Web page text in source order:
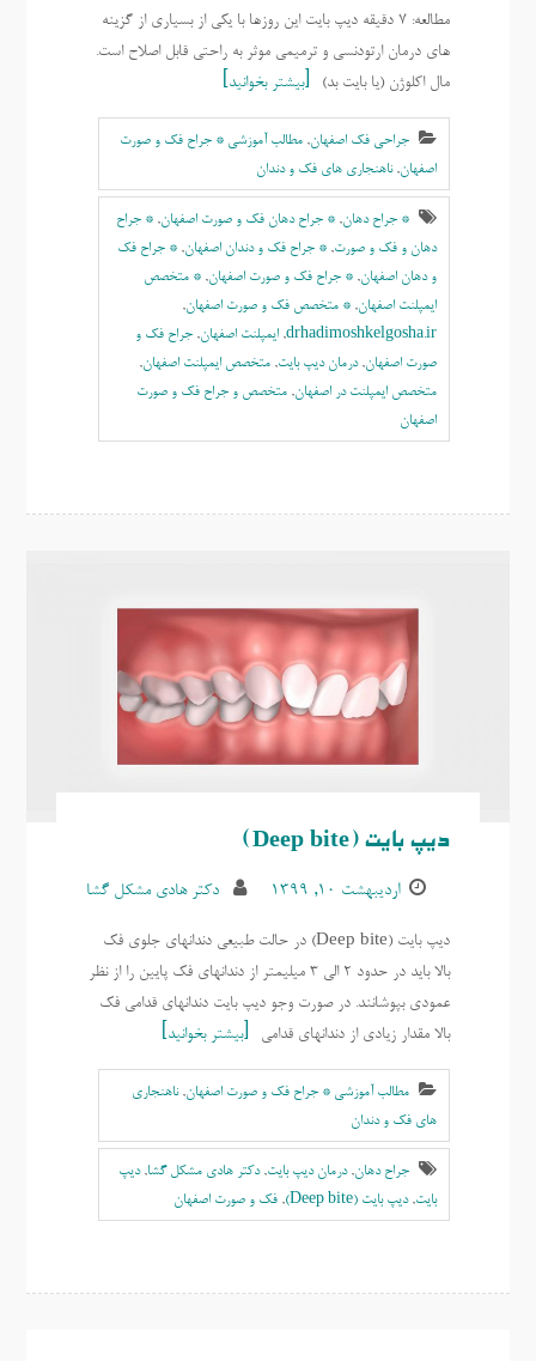
مطالعه: 7 دقیقه دیپ بایت این روزها با یکی از بسیاری از گزینه
های درمان ارتودنسی و ترمیمی موثر به راحتی قابل اصلاح است.
مال اکلوژن (یا بایت بد)
بیشتر بخوانید
جراحی فک اصفهان, مطالب آموزشی * جراح فک و صورت
اصفهان,ناهنجاری های فک و دندان
* جراح دهان, * جراح دهان فک و صورت اصفهان, * جراح
دهان و فک و صورت, * جراح فک و دندان اصفهان, * جراح فک
و دهان اصفهان, * جراح فک و صورت اصفهان, * متخصص
ایمپلنت اصفهان, * متخصص فک و صورت اصفهان,
drhadimoshkelgosha.ir
, ايمپلنت اصفهان, جراح فک و
صورت اصفهان,درمان دیپ بایت, متخصص ایمپلنت اصفهان,
متخصص ایمپلنت در اصفهان, متخصص و جراح فک و صورت
اصفهان
دیپ بایت (Deep bite)
اردیبهشت ۱۰, ۱۳۹۹ دکتر هادی مشکل گشا
دیپ بایت (Deep bite) در حالت طبیعی دندانهای جلوی فک
بالا باید در حدود 2 الی 3 میلیمتر از دندانهای فک پایین را از نظر
عمودی بپوشانند. در صورت وجو دیپ بایت دندانهای قدامی فک
بالا مقدار زیادی از دندانهای قدامی
بیشتر بخوانید
مطالب آموزشی * جراح فک و صورت اصفهان,ناهنجاری
های فک و دندان
جراح دهان,درمان دیپ بایت,دکتر هادی مشکل گشا,دیپ
بایت,دیپ بایت (Deep bite) , فک و صورت اصفهان